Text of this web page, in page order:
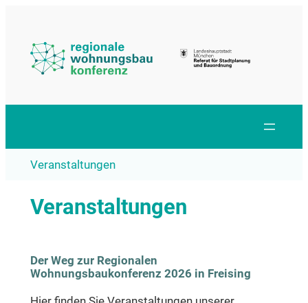
springen
Veranstaltungen
Veranstaltungen
Der Weg zur Regionalen
Wohnungsbaukonferenz 2026 in Freising